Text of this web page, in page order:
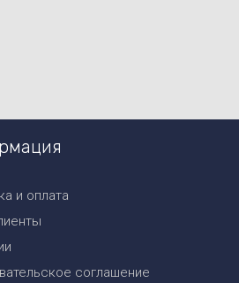
и оплата
соглашение